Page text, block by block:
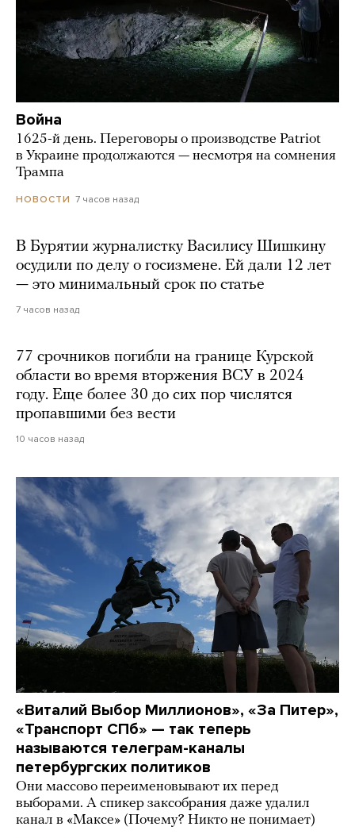
Война
1625-й день. Переговоры о производстве Patriot
в Украине продолжаются — несмотря на сомнения
Трампа
НОВОСТИ 7 часов назад
В Бурятии журналистку Василису Шишкину
осудили по делу о госизмене. Ей дали 12 лет
— это минимальный срок по статье
7 часов назад
77 срочников погибли на границе Курской
области во время вторжения ВСУ в 2024
году. Еще более 30 до сих пор числятся
пропавшими без вести
10 часов назад
«Виталий Выбор Миллионов», «За Питер»,
«Транспорт СПб» — так теперь
называются телеграм-каналы
петербургских политиков
Они массово переименовывают их перед
выборами. А спикер заксобрания даже удалил
канал в «Максе» (Почему? Никто не понимает)